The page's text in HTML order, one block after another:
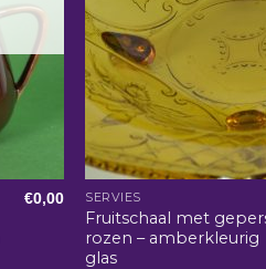
€0,00 SERVIES
Fruitschaal met
rozen – amberkleurig
glas